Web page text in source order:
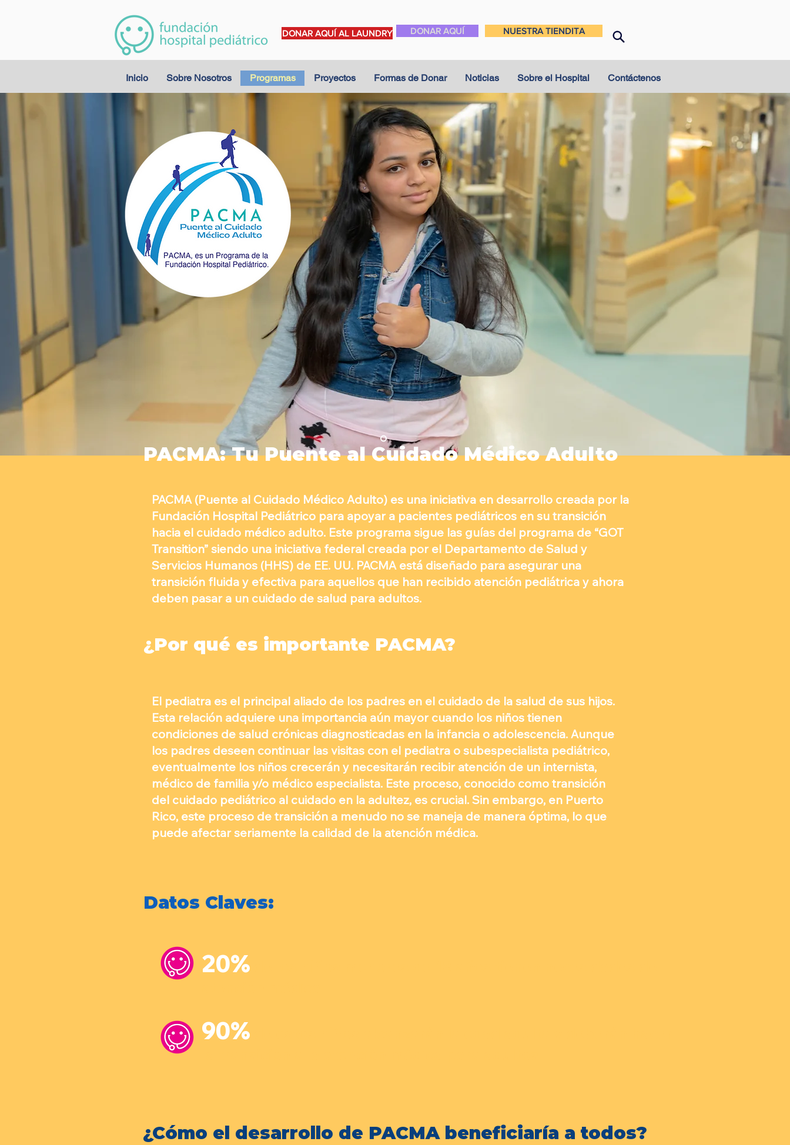
DONAR AQUÍ AL LAUNDRY DONAR AQUÍ NUESTRA TIENDITA
Inicio Sobre Nosotros Programas Proyectos Formas de Donar Noticias Sobre el Hospital Contáctenos
¿Por qué es importante PACMA?
El pediatra es el principal aliado de los padres en el cuidado de la salud de sus hijos.
Esta relación adquiere una importancia aún mayor cuando los niños tienen
condiciones de salud crónicas diagnosticadas en la infancia o adolescencia. Aunque
los padres deseen continuar las visitas con el pediatra o subespecialista pediátrico,
eventualmente los niños crecerán y necesitarán recibir atención de un internista,
médico de familia y/o médico especialista. Este proceso, conocido como transición
del cuidado pediátrico al cuidado en la adultez, es crucial. Sin embargo, en Puerto
Rico, este proceso de transición a menudo no se maneja de manera óptima, lo que
puede afectar seriamente la calidad de la atención médica.
PACMA: Tu Puente al Cuidado Médico Adulto
PACMA (Puente al Cuidado Médico Adulto) es una iniciativa en desarrollo creada por la
Fundación Hospital Pediátrico para apoyar a pacientes pediátricos en su transición
hacia el cuidado médico adulto. Este programa sigue las guías del programa de “GOT
Transition” siendo una iniciativa federal creada por el Departamento de Salud y
Servicios Humanos (HHS) de EE. UU. PACMA está diseñado para asegurar una
transición fluida y efectiva para aquellos que han recibido atención pediátrica y ahora
deben pasar a un cuidado de salud para adultos.
Datos Claves:
20%
90%
¿Cómo el desarrollo de PACMA beneficiaría a todos?